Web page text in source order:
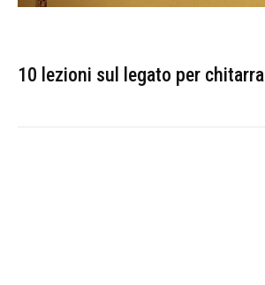
10 lezioni sul legato per chitarra